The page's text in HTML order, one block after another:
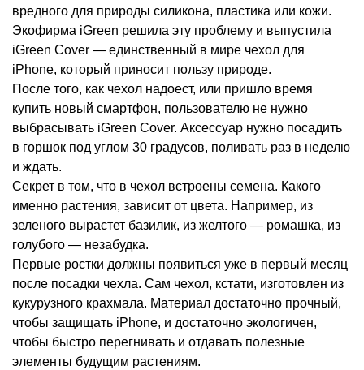
вредного для природы силикона, пластика или кожи.
Экофирма iGreen решила эту проблему и выпустила
iGreen Cover — единственный в мире чехол для
iPhone, который приносит пользу природе.
После того, как чехол надоест, или пришло время
купить новый смартфон, пользователю не нужно
выбрасывать iGreen Cover. Аксессуар нужно посадить
в горшок под углом 30 градусов, поливать раз в неделю
и ждать.
Секрет в том, что в чехол встроены семена. Какого
именно растения, зависит от цвета. Например, из
зеленого вырастет базилик, из желтого — ромашка, из
голубого — незабудка.
Первые ростки должны появиться уже в первый месяц
после посадки чехла. Сам чехол, кстати, изготовлен из
кукурузного крахмала. Материал достаточно прочный,
чтобы защищать iPhone, и достаточно экологичен,
чтобы быстро перегнивать и отдавать полезные
элементы будущим растениям.